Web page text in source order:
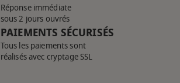
Réponse immédiate
sous 2 jours ouvrés
PAIEMENTS SÉCURISÉS
Tous les paiements sont
réalisés avec cryptage SSL